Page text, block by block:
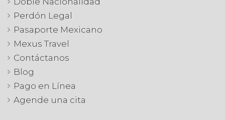
Perdón Legal
Pasaporte Mexicano
Mexus Travel
Contáctanos
Blog
Pago en Línea
Agende una cita